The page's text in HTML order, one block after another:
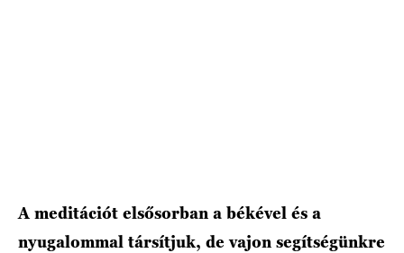
A meditációt elsősorban a békével és a
nyugalommal társítjuk, de vajon segítségünkre